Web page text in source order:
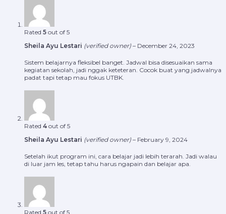
Rated 5 out of 5
Sheila Ayu Lestari (verified owner) – December 24, 2023
Sistem belajarnya fleksibel banget. Jadwal bisa disesuaikan sama
kegiatan sekolah, jadi nggak keteteran. Cocok buat yang jadwalnya
padat tapi tetap mau fokus UTBK.
Rated 4 out of 5
Sheila Ayu Lestari (verified owner) – February 9, 2024
Setelah ikut program ini, cara belajar jadi lebih terarah. Jadi walau
di luar jam les, tetap tahu harus ngapain dan belajar apa.
Rated 5 out of 5